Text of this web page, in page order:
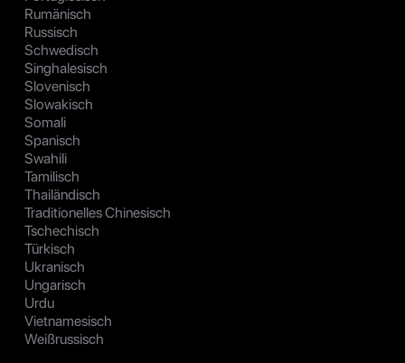
Rumänisch
Russisch
Schwedisch
Singhalesisch
Slovenisch
Slowakisch
Somali
Spanisch
Swahili
Tamilisch
Thailändisch
Traditionelles Chinesisch
Tschechisch
Türkisch
Ukranisch
Ungarisch
Urdu
Vietnamesisch
Weißrussisch